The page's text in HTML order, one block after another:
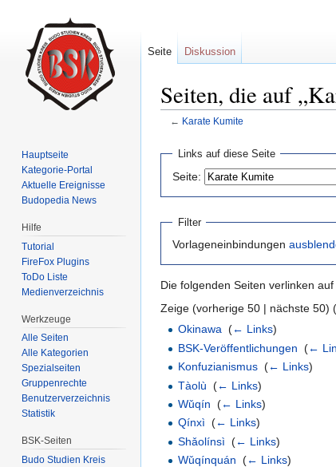
Seiten, die auf
← Karate Kumite
Links auf diese Seite
Seite:
Filter
Vorlageneinbindungen
Die folgenden Seiten verlinken auf
Zeige (vorherige 50 | nächste 50) (
Okinawa ‎(← Links)
BSK-Veröffentlichungen ‎(←
Konfuzianismus ‎(← Links)
Tàolù ‎(← Links)
Wǔqín ‎(← Links)
Qínxì ‎(← Links)
Shǎolínsì ‎(← Links)
Wǔqínquán ‎(← Links)
Seite Diskussion
Hauptseite
Kategorie-Portal
Aktuelle Ereignisse
Budopedia News
Hilfe
Tutorial
FireFox Plugins
ToDo Liste
Medienverzeichnis
Werkzeuge
Alle Seiten
Alle Kategorien
Spezialseiten
Gruppenrechte
Benutzerverzeichnis
Statistik
BSK-Seiten
Budo Studien Kreis